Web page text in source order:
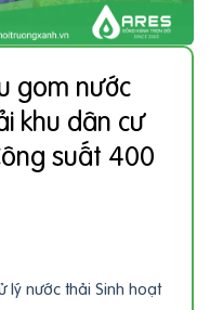
gom nước
khu dân cư
suất 400
lý nước thải Sinh hoạt